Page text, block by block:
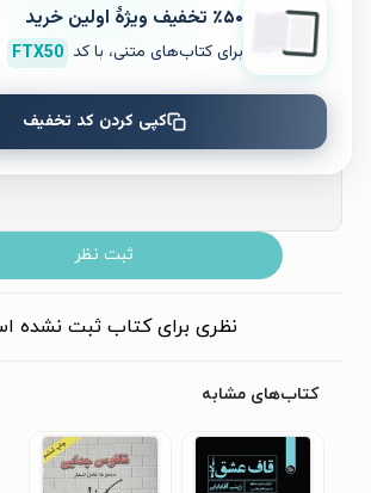
۱ ۲ ۴ ۵
ثبت نظر
نظری برای کتاب ثبت نشده
کتاب‌های مشابه
٪۵۰ تخفیف ویژۀ اولین خرید
برای کتاب‌های متنی، با کد FTX50
کپی کردن کد تخفیف